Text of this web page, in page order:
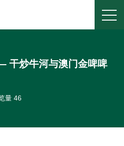
干炒牛河与澳门金啤啤
量 46